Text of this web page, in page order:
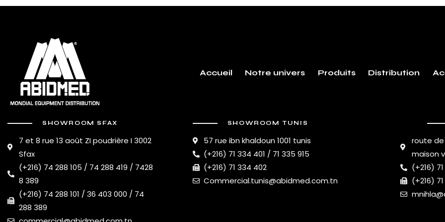
Accueil Notre univers Produits Distribution
SHOWROOM SFAX
7 et 8 rue 13 août ZI poudrière I 3002
Sfax
(+216) 74 288 105 / 74 288 419 / 7428
8 389
(+216) 74 288 101 / 36 403 000 / 74
288 389
SHOWROOM TUNIS
57 rue ibn khaldoun 1001 tunis
(+216) 71 334 401 / 71 335 915
(+216) 71 334 402
Commercial.tunis@abidmed.com.tn
route de
maison
(+216)
(+216)